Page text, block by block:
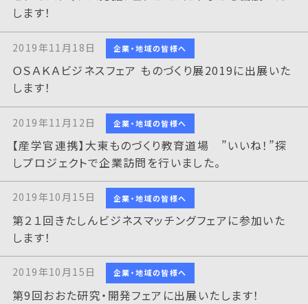
します！
2019年11月18日 企業・地域の皆様へ
ＯＳＡＫＡビジネスフェア ものづくり展2019に出展いた
します！
2019年11月12日 企業・地域の皆様へ
【産学官連携】大東ものづくり教育道場 ”いいね！”探
しプロジェクトで企業訪問を行いました。
2019年10月15日 企業・地域の皆様へ
第２１回きたしんビジネスマッチングフェアに参加いた
します！
2019年10月15日 企業・地域の皆様へ
第9回おおた研究・開発フェアに出展いたします！